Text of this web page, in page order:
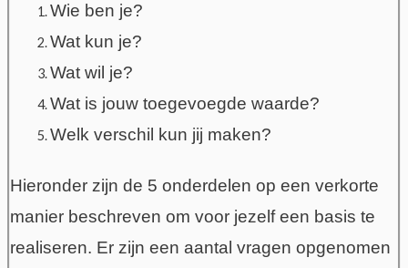
Wie ben je?
Wat kun je?
Wat wil je?
Wat is jouw toegevoegde waarde?
Welk verschil kun jij maken?
Hieronder zijn de 5 onderdelen op een verkorte
manier beschreven om voor jezelf een basis te
realiseren. Er zijn een aantal vragen opgenomen